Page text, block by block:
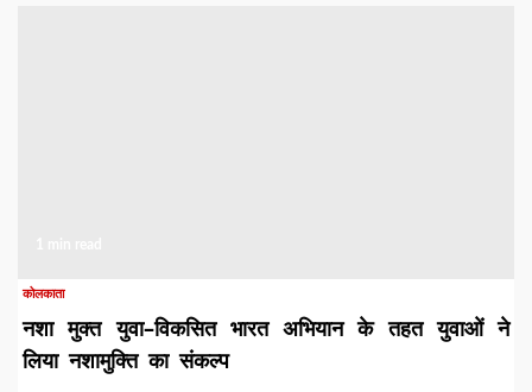
कोलकाता
नशा मुक्त युवा–विकसित भारत अभियान के तहत युवाओं ने
लिया नशामुक्ति का संकल्प